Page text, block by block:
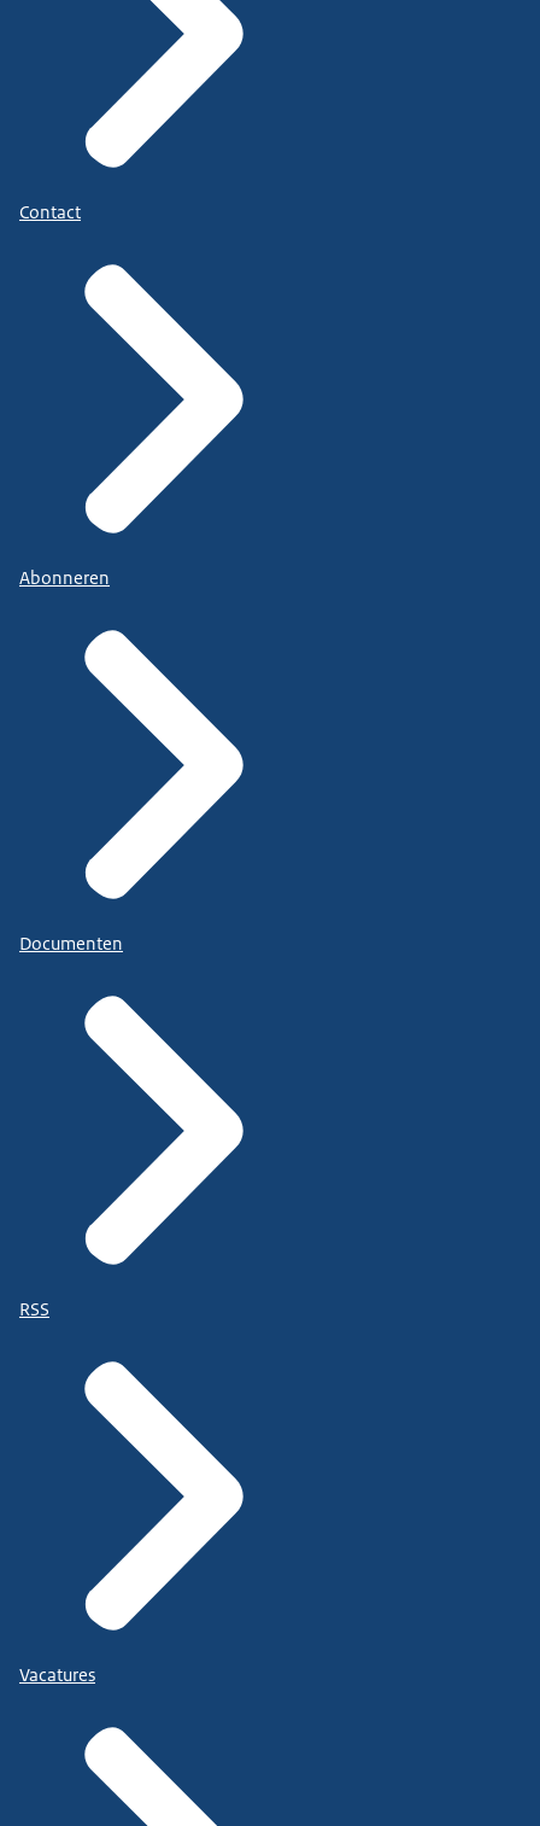
Contact
Abonneren
Documenten
RSS
Vacatures